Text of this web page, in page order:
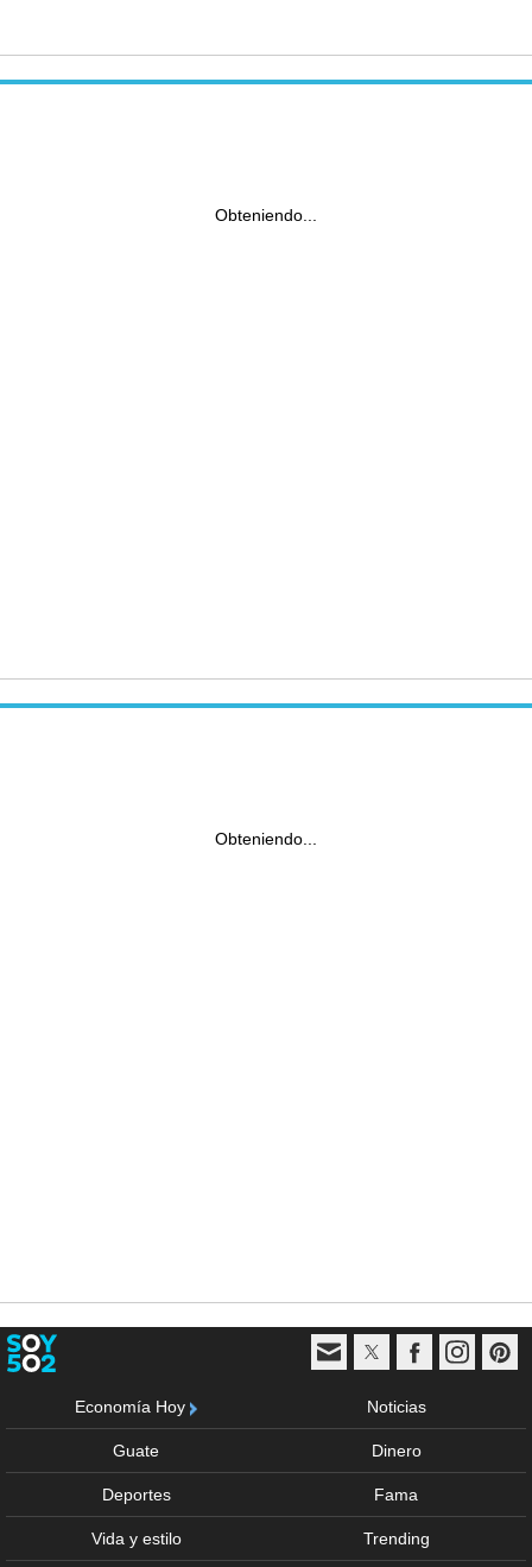
Obteniendo...
Obteniendo...
Economía Hoy Noticias
Guate Dinero
Deportes Fama
Vida y estilo Trending